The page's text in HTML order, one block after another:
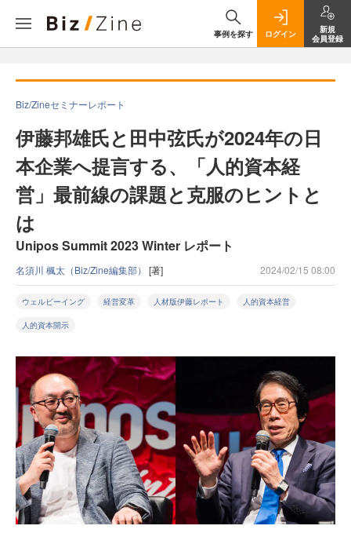
事例を探す ログイン
新規
会員登録
Biz/Zineセミナーレポート
伊藤邦雄氏と田中弦氏が2024年の日
本企業へ提言する、「人的資本経
営」最前線の課題と克服のヒントと
は
Unipos Summit 2023 Winter レポート
名須川 楓太（Biz/Zine編集部） [著] 2024/02/15 08:00
ウェルビーイング 経営変革 人材版伊藤レポート 人的資本経営
人的資本開示